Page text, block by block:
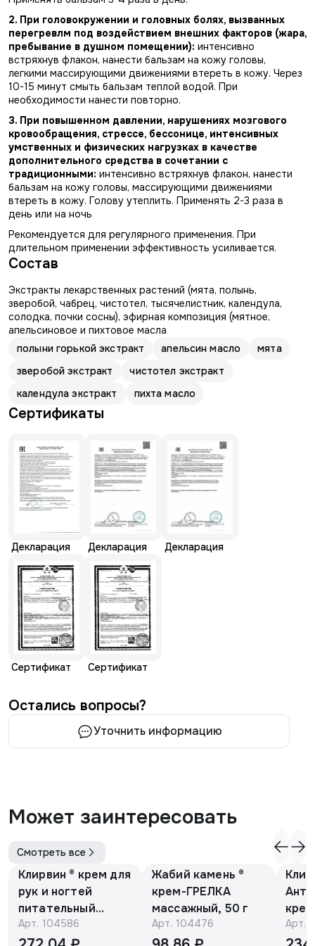
2. При головокружении и головных болях, вызванных
перегревлм под воздействием внешних факторов (жара,
пребывание в душном помещении): интенсивно
встряхнув флакон, нанести бальзам на кожу головы,
легкими массирующими движениями втереть в кожу. Через
10-15 минут смыть бальзам теплой водой. При
необходимости нанести повторно.
3. При повышенном давлении, нарушениях мозгового
кровообращения, стрессе, бессонице, интенсивных
умственных и физических нагрузках в качестве
дополнительного средства в сочетании с
традиционными: интенсивно встряхнув флакон, нанести
бальзам на кожу головы, массирующими движениями
втереть в кожу. Голову утеплить. Применять 2-3 раза в
день или на ночь
Рекомендуется для регулярного применения. При
длительном применении эффективность усиливается.
Состав
Экстракты лекарственных растений (мята, полынь,
зверобой, чабрец, чистотел, тысячелистник, календула,
солодка, почки сосны), эфирная композиция (мятное,
апельсиновое и пихтовое масла
полыни горькой экстракт
апельсин масло
мята
зверобой экстракт
чистотел экстракт
календула экстракт
пихта масло
Сертификаты
Декларация Декларация Декларация
Сертификат Сертификат
Остались вопросы?
Уточнить информацию
Может заинтересовать
Смотреть все
Клирвин ® крем для
рук и ногтей
питательный
против
гиперпигментации
Арт. 104586
Жабий камень ®
крем-ГРЕЛКА
массажный, 50 г
Арт. 104476
Е и
Арт.